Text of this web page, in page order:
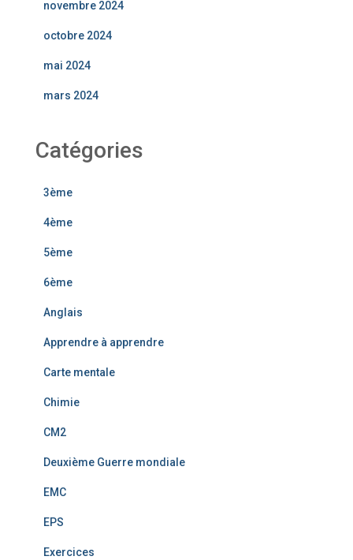
novembre 2024
octobre 2024
mai 2024
mars 2024
Catégories
3ème
4ème
5ème
6ème
Anglais
Apprendre à apprendre
Carte mentale
Chimie
CM2
Deuxième Guerre mondiale
EMC
EPS
Exercices